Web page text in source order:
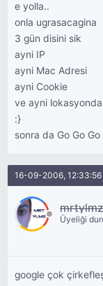
e yolla..
onla ugrasacagina
3 gün disini sik
ayni IP
ayni Mac Adresi
ayni Cookie
ve ayni
:}
sonra da Go Go
16-09-2006, 12:33:56
Üyeliği
google çok